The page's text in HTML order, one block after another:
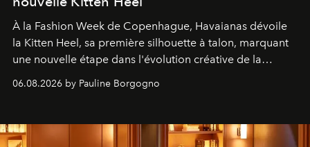
À la Fashion Week de Copenhague, Havaianas dévoile
la Kitten Heel, sa première silhouette à talon, marquant
une nouvelle étape dans l'évolution créative de la
06.08.2026 by Pauline Borgogno